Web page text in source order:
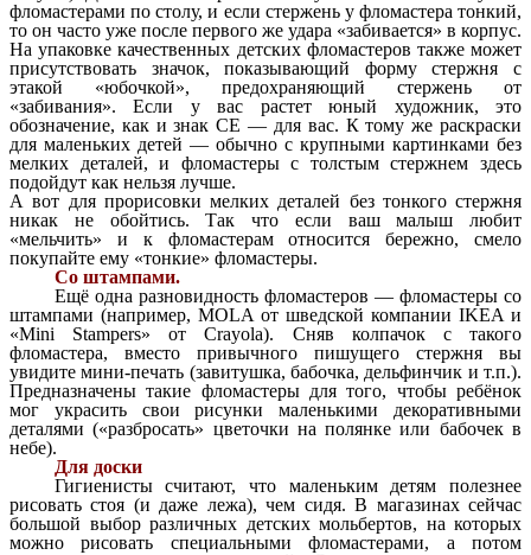
фломастерами по столу, и если стержень у фломастера тонкий,
то он часто уже после первого же удара «забивается» в корпус.
На упаковке качественных детских фломастеров также может
присутствовать значок, показывающий форму стержня с
этакой «юбочкой», предохраняющий стержень от
«забивания». Если у вас растет юный художник, это
обозначение, как и знак СЕ — для вас. К тому же раскраски
для маленьких детей — обычно с крупными картинками без
мелких деталей, и фломастеры с толстым стержнем здесь
подойдут как нельзя лучше.
А вот для прорисовки мелких деталей без тонкого стержня
никак не обойтись. Так что если ваш малыш любит
«мельчить» и к фломастерам относится бережно, смело
покупайте ему «тонкие» фломастеры.
Со штампами.
Ещё одна разновидность фломастеров — фломастеры со
штампами (например, MOLA от шведской компании IKEA и
«Mini Stampers» от Crayola). Сняв колпачок с такого
фломастера, вместо привычного пишущего стержня вы
увидите мини-печать (завитушка, бабочка, дельфинчик и т.п.).
Предназначены такие фломастеры для того, чтобы ребёнок
мог украсить свои рисунки маленькими декоративными
деталями («разбросать» цветочки на полянке или бабочек в
небе).
Для доски
Гигиенисты считают, что маленьким детям полезнее
рисовать стоя (и даже лежа), чем сидя. В магазинах сейчас
большой выбор различных детских мольбертов, на которых
можно рисовать специальными фломастерами, а потом